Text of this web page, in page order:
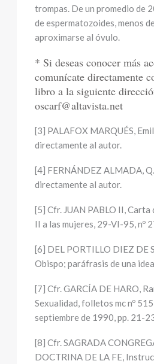
trompas. De un promedio de
de espermatozoides, menos
aproximarse al óvulo.
* Si deseas conocer más
comunícate directamente
libro a la siguiente
oscarf@altavista.net
[3] PALAFOX MARQUÉS,
directamente al autor.
[4] FERNÁNDEZ ALMADA,
directamente al autor.
[5] Cfr. JUAN PABLO II, Carta
II a las mujeres, 29-VI-95, nº
[6] DEL PORTILLO DIEZ DE
Obispo; paráfrasis de una idea
[7] Cfr. GARCÍA DE HARO,
Sexualidad, folletos mc nº
septiembre de 1990, pp. 21-
[8] Cfr. SAGRADA
DOCTRINA DE LA FE,